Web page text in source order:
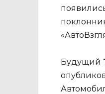
Будущий